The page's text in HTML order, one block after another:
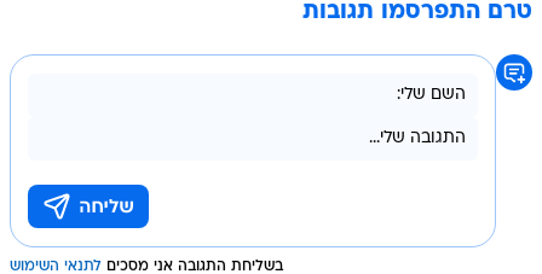
טרם התפרסמו תגובות
בשליחת התגובה אני מסכים לתנאי השימוש